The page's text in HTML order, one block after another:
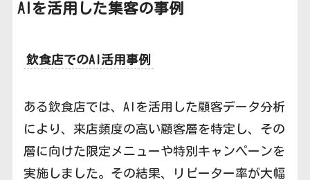
AIを活用した集客の事例
飲食店でのAI活用事例
ある飲食店では、AIを活用した顧客データ分析
により、来店頻度の高い顧客層を特定し、その
層に向けた限定メニューや特別キャンペーンを
実施しました。その結果、リピーター率が大幅